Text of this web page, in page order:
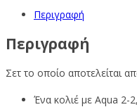
Περιγραφή
Περιγραφή
Σετ το οποίο αποτελείται
Ένα κολιέ με Aqua 2-